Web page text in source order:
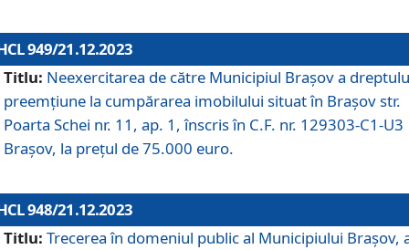
949/21.12.2023
Titlu: Neexercitarea de către Municipiul Brașov a
preemțiune la cumpărarea imobilului situat în Brașov str.
Poarta Schei nr. 11, ap. 1, înscris în C.F. nr. 129303-C1-U3
Brașov, la prețul de 75.000 euro.
948/21.12.2023
Titlu: Trecerea în domeniul public al Municipiului Braşov,